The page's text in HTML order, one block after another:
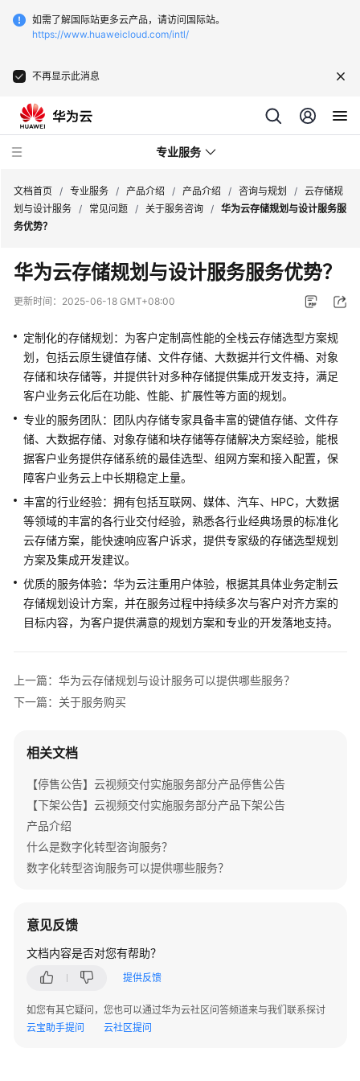
如需了解国际站更多云产品，请访问国际站。
https://www.huaweicloud.com/intl/
不再显示此消息
专业服务
务
公
告
产
品
介
绍
产
品
介
绍
询
与
规
划
数
转
咨
务
华
DevSecOps
咨
规
服
务
WeLink
咨
文档首页 / 专业服务 / 产品介绍 / 产品介绍 / 咨询与规划 / 云存储规
划与设计服务 / 常见问题 / 关于服务咨询 / 华为云存储规划与设计服务服
务优势？
华为云存储规划与设计服务服务优势？
更新时间： 2025-06-18 GMT+08:00
定制化的存储规划：为客户定制高性能的全栈云存储选型方案规
划，包括云原生键值存储、文件存储、大数据并行文件桶、对象
存储和块存储等，并提供针对多种存储提供集成开发支持，满足
客户业务云化后在功能、性能、扩展性等方面的规划。
专业的服务团队：团队内存储专家具备丰富的键值存储、文件存
储、大数据存储、对象存储和块存储等存储解决方案经验，能根
据客户业务提供存储系统的最佳选型、组网方案和接入配置，保
障客户业务云上中长期稳定上量。
丰富的行业经验：拥有包括互联网、媒体、汽车、HPC，大数据
等领域的丰富的各行业交付经验，熟悉各行业经典场景的标准化
云存储方案，能快速响应客户诉求，提供专家级的存储选型规划
方案及集成开发建议。
优质的服务体验： 华为云注重用户体验，根据其具体业务定制云
存储规划设计方案，并在服务过程中持续多次与客户对齐方案的
目标内容，为客户提供满意的规划方案和专业的开发落地支持。
上一篇：华为云存储规划与设计服务可以提供哪些服务？
下一篇：关于服务购买
相关文档
【停售公告】云视频交付实施服务部分产品停售公告
【下架公告】云视频交付实施服务部分产品下架公告
产品介绍
什么是数字化转型咨询服务？
数字化转型咨询服务可以提供哪些服务？
意见反馈
文档内容是否对您有帮助？
提供反馈
如您有其它疑问，您也可以通过华为云社区问答频道来与我们联系探讨
云宝助手提问
云社区提问